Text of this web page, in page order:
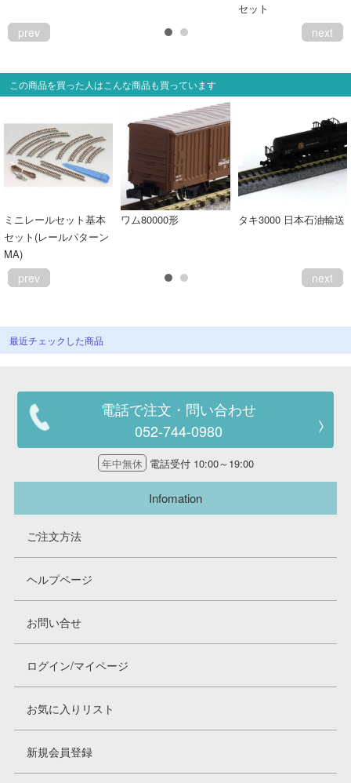
セット
prev next
この商品を買った人はこんな商品も買っています
ミニレールセット基本
セット(レールパターン
MA)
ワム80000形 タキ3000 日本石油輸送
prev next
最近チェックした商品
電話で注文・問い合わせ
052-744-0980
年中無休 電話受付 10:00～19:00
Infomation
ご注文方法
ヘルプページ
お問い合せ
ログイン/マイページ
お気に入りリスト
新規会員登録